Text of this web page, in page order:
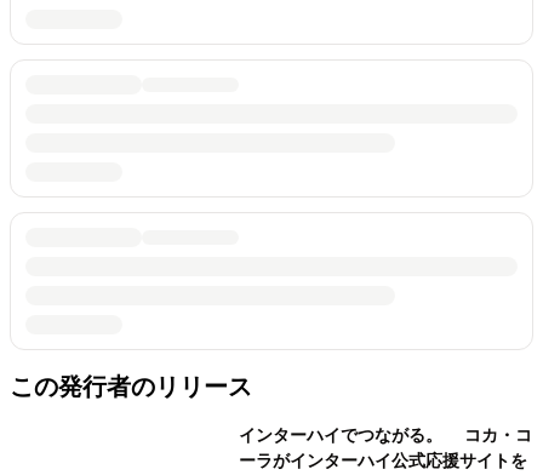
この発行者のリリース
インターハイでつながる。 コカ・コ
ーラがインターハイ公式応援サイトを